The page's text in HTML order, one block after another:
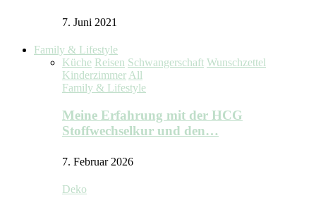
7. Juni 2021
Family & Lifestyle
Küche Reisen Schwangerschaft Wunschzettel
KinderzimmerAll
Family & Lifestyle
Meine Erfahrung mit der HCG
Stoffwechselkur und den…
7. Februar 2026
Deko